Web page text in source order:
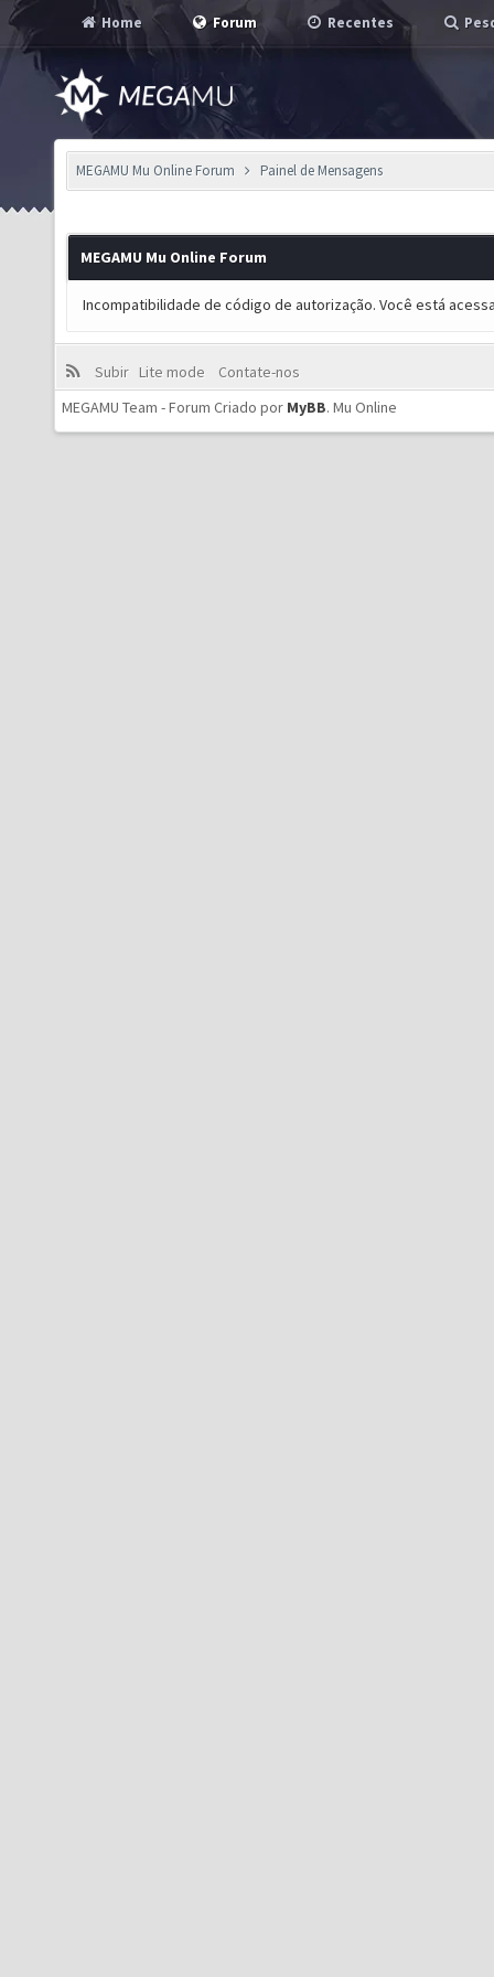
Home Forum Recentes
MEGAMU Mu Online Forum Painel de Mensagens
MEGAMU Mu Online Forum
Incompatibilidade de código de autorização. Você está
Subir Lite mode
Contate-nos
MEGAMU Team - Forum Criado por MyBB. Mu Online